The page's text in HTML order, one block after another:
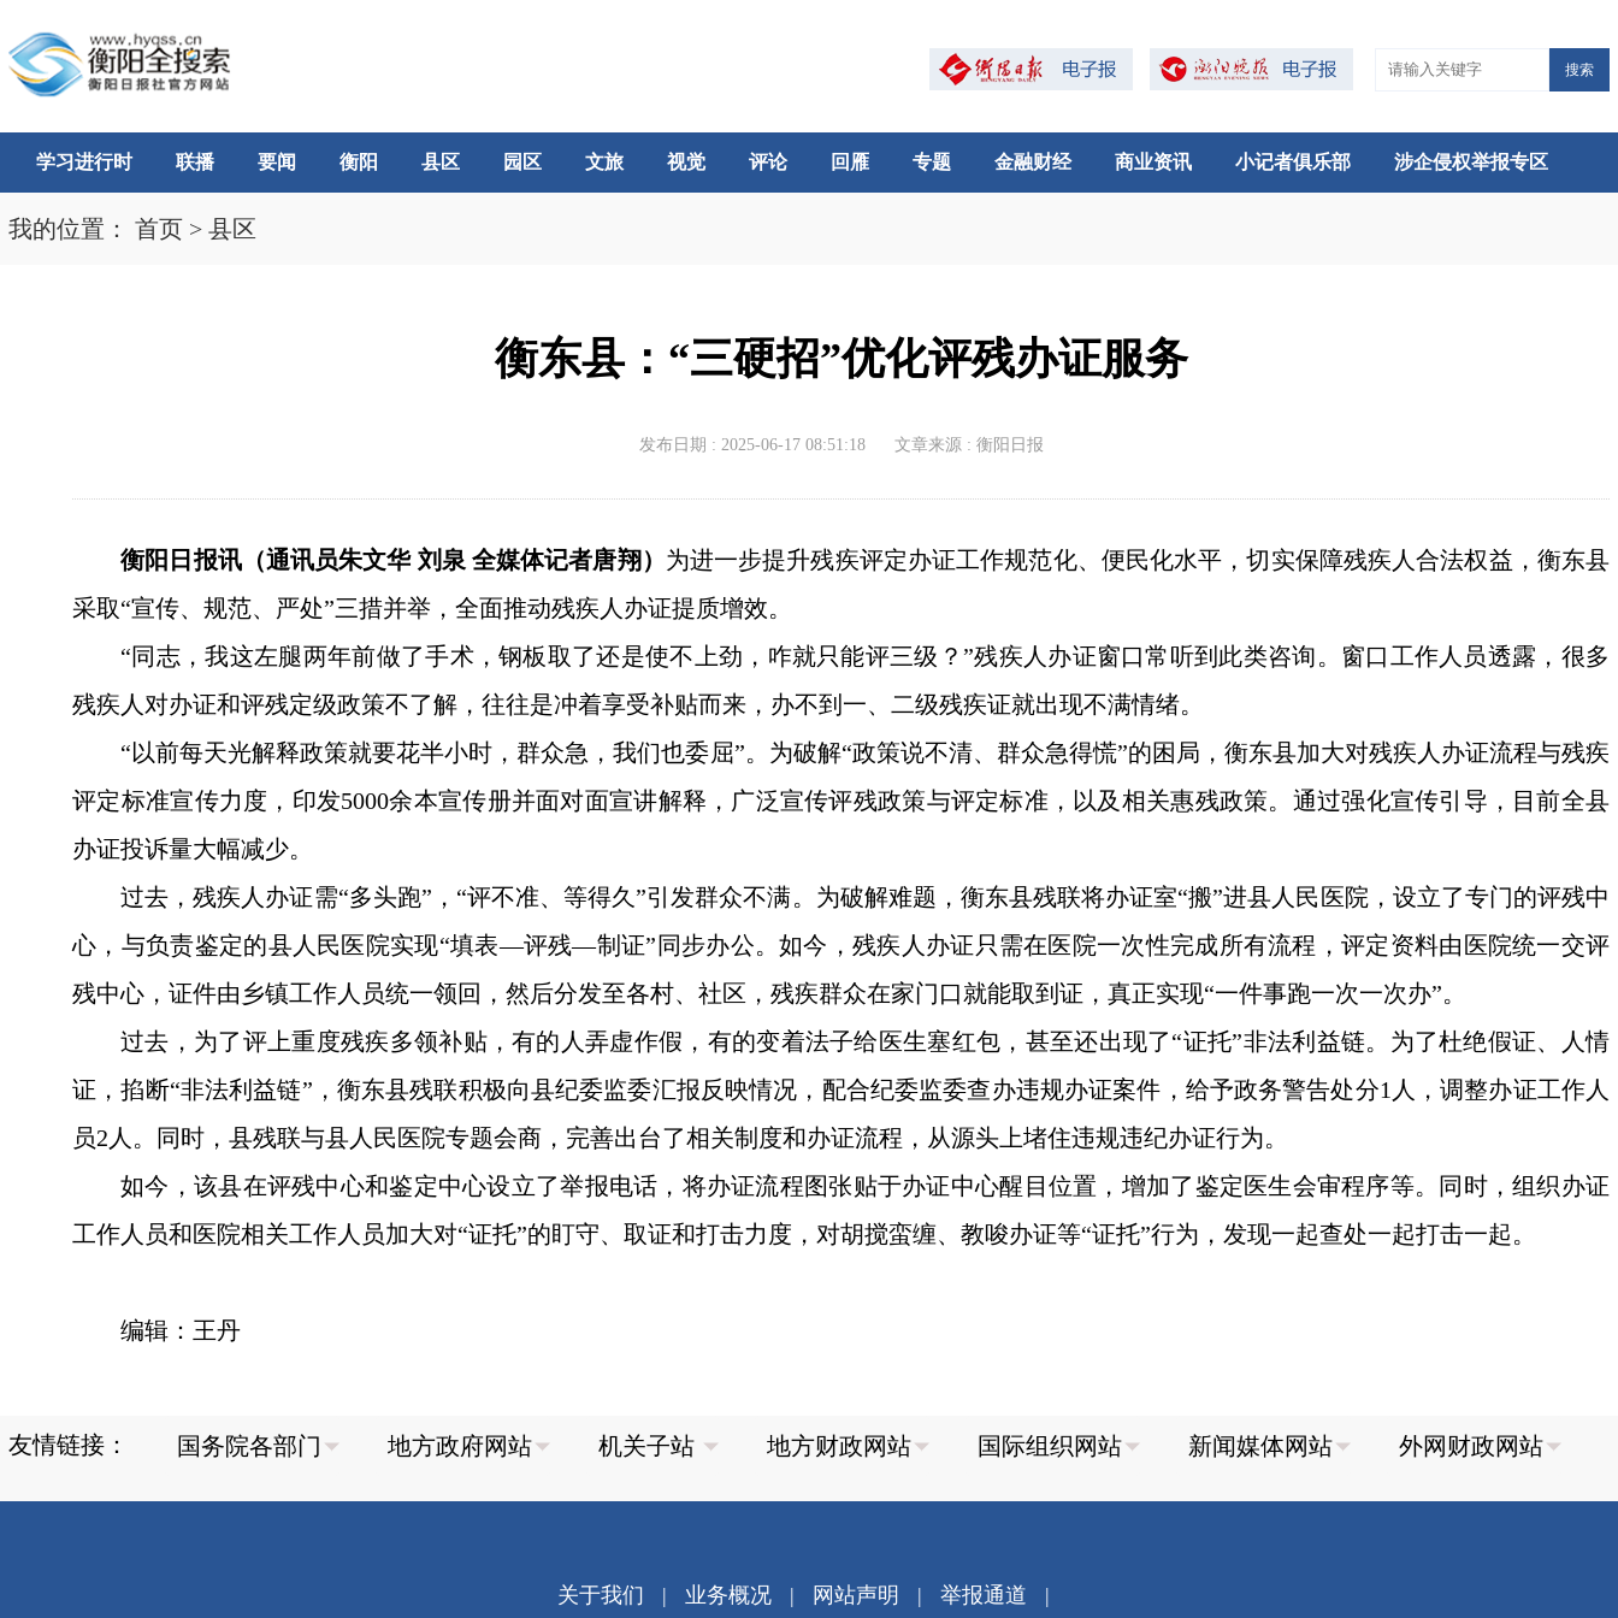
搜索
学习进行时 联播 要闻 衡阳 县区 园区 文旅 视觉 评论 回雁 专题 金融财经 商业资讯 小记者俱乐部 涉企侵权举报专区
我的位置： 首页 > 县区
衡东县：“三硬招”优化评残办证服务
发布日期 : 2025-06-17 08:51:18 文章来源 : 衡阳日报
衡阳日报讯（通讯员朱文华 刘泉 全媒体记者唐翔） 为进一步提升残疾评定办证工作规范化、便民化水平，切实保障残疾人合法权益，衡东县
采取“宣传、规范、严处”三措并举，全面推动残疾人办证提质增效。
“同志，我这左腿两年前做了手术，钢板取了还是使不上劲，咋就只能评三级？”残疾人办证窗口常听到此类咨询。窗口工作人员透露，很多
残疾人对办证和评残定级政策不了解，往往是冲着享受补贴而来，办不到一、二级残疾证就出现不满情绪。
“以前每天光解释政策就要花半小时，群众急，我们也委屈”。为破解“政策说不清、群众急得慌”的困局，衡东县加大对残疾人办证流程与残疾
评定标准宣传力度，印发5000余本宣传册并面对面宣讲解释，广泛宣传评残政策与评定标准，以及相关惠残政策。通过强化宣传引导，目前全县
办证投诉量大幅减少。
过去，残疾人办证需“多头跑”，“评不准、等得久”引发群众不满。为破解难题，衡东县残联将办证室“搬”进县人民医院，设立了专门的评残中
心，与负责鉴定的县人民医院实现“填表—评残—制证”同步办公。如今，残疾人办证只需在医院一次性完成所有流程，评定资料由医院统一交评
残中心，证件由乡镇工作人员统一领回，然后分发至各村、社区，残疾群众在家门口就能取到证，真正实现“一件事跑一次一次办”。
过去，为了评上重度残疾多领补贴，有的人弄虚作假，有的变着法子给医生塞红包，甚至还出现了“证托”非法利益链。为了杜绝假证、人情
证，掐断“非法利益链”，衡东县残联积极向县纪委监委汇报反映情况，配合纪委监委查办违规办证案件，给予政务警告处分1人，调整办证工作人
员2人。同时，县残联与县人民医院专题会商，完善出台了相关制度和办证流程，从源头上堵住违规违纪办证行为。
如今，该县在评残中心和鉴定中心设立了举报电话，将办证流程图张贴于办证中心醒目位置，增加了鉴定医生会审程序等。同时，组织办证
工作人员和医院相关工作人员加大对“证托”的盯守、取证和打击力度，对胡搅蛮缠、教唆办证等“证托”行为，发现一起查处一起打击一起。
编辑：王丹
友情链接：
关于我们 | 业务概况| 网站声明 | 举报通道 |